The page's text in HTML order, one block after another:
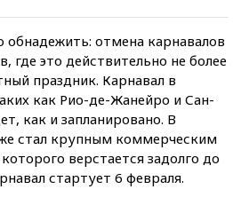
отмена карнавалов
где это действительно не более
праздник. Карнавал в
как Рио-де-Жанейро и Сан-
как и запланировано. В
стал крупным коммерческим
верстается задолго до
стартует 6 февраля.